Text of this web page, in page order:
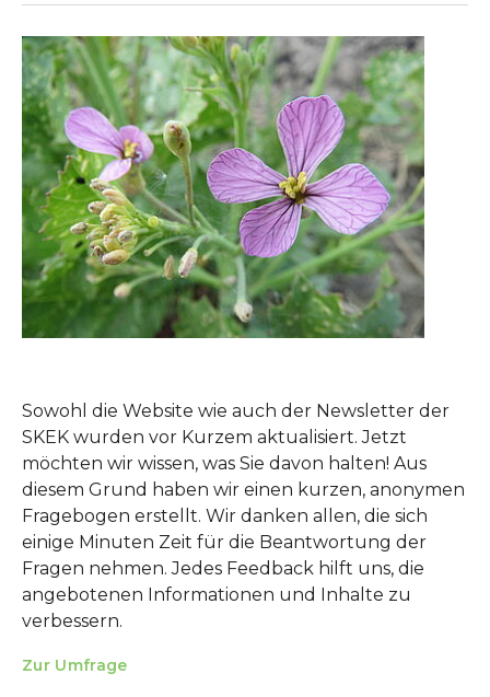
Sowohl die Website wie auch der Newsletter der
SKEK wurden vor Kurzem aktualisiert. Jetzt
möchten wir wissen, was Sie davon halten! Aus
diesem Grund haben wir einen kurzen, anonymen
Fragebogen erstellt. Wir danken allen, die sich
einige Minuten Zeit für die Beantwortung der
Fragen nehmen. Jedes Feedback hilft uns, die
angebotenen Informationen und Inhalte zu
verbessern.
Zur Umfrage